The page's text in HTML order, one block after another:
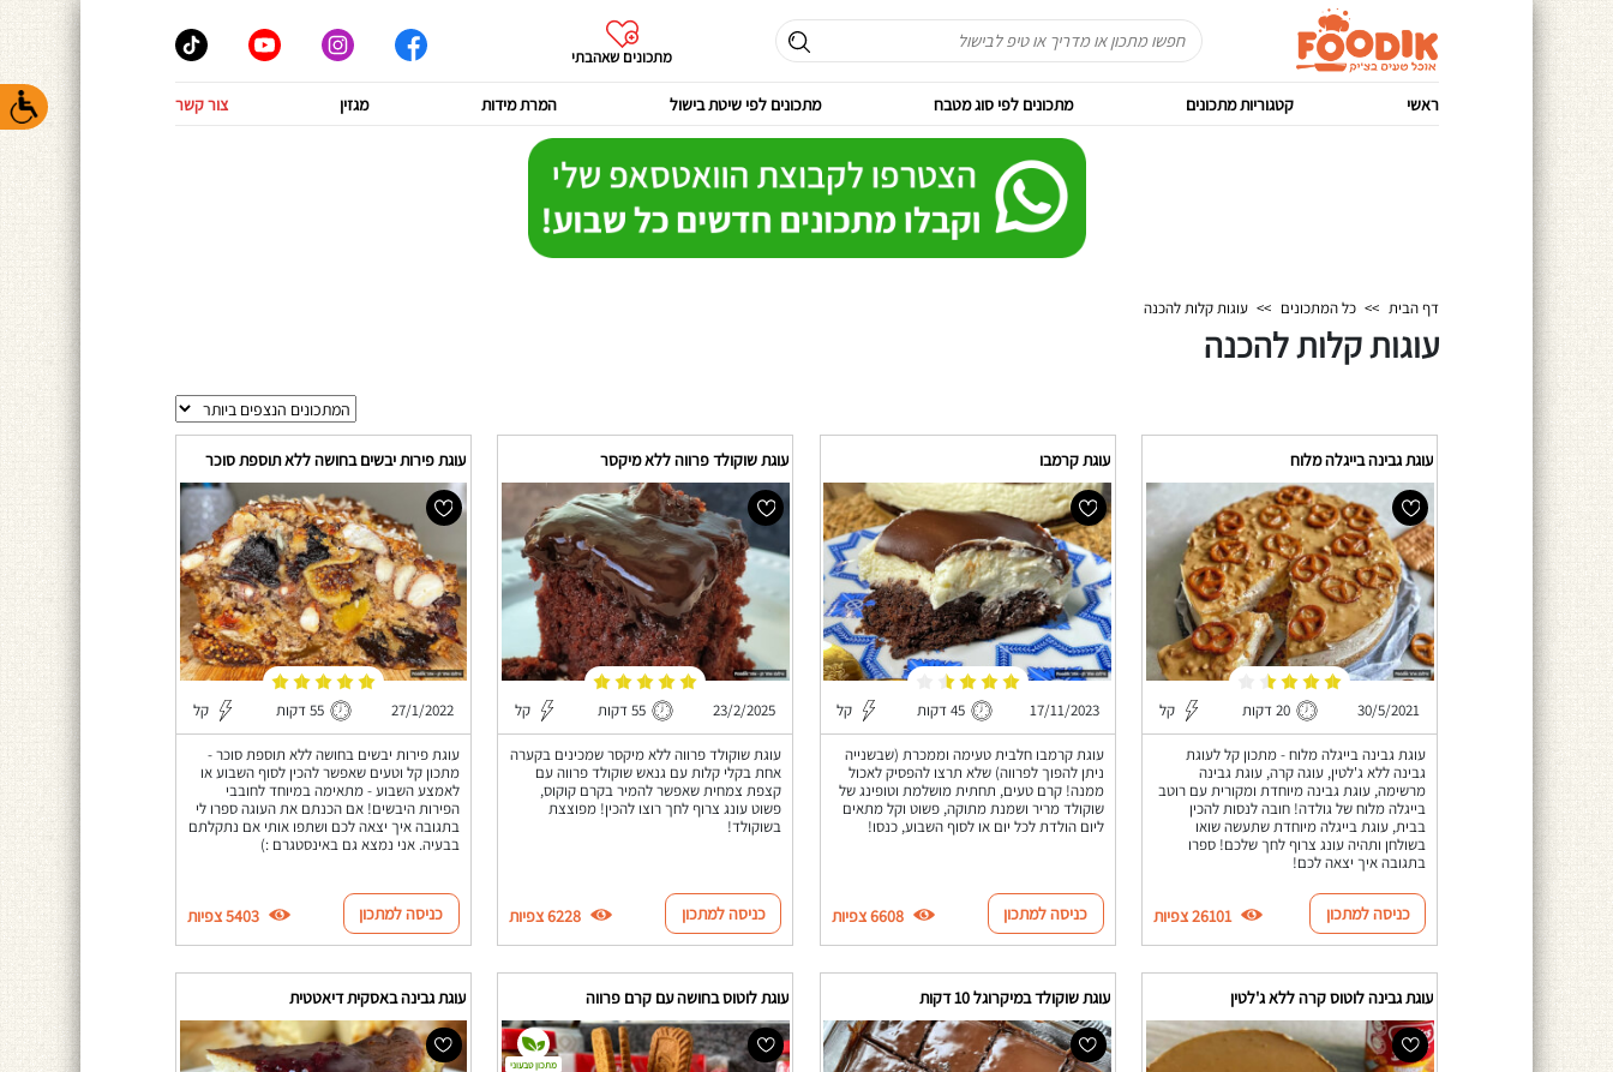
מתכונים שאהבתי
ראשי קטגוריות מתכונים מתכונים לפי סוג מטבח מתכונים לפי שיטת בישול המרת מידות מגזין צור קשר
דף הבית >> כל המתכונים >> עוגות קלות להכנה
עוגות קלות להכנה
עוגת גבינה בייגלה מלוח
30/5/2021 20 דקות קל
עוגת גבינה בייגלה מלוח - מתכון קל לעוגת
גבינה ללא ג'לטין, עוגה קרה, עוגת גבינה
מרשימה, עוגת גבינה מיוחדת ומקורית עם רוטב
בייגלה מלוח של גולדה! חובה לנסות להכין
בבית, עוגת בייגלה מיוחדת שתעשה שואו
בשולחן ותהיה עונג צרוף לחך שלכם! ספרו
בתגובה איך יצאה לכם!
כניסה למתכון 26101 צפיות
עוגת קרמבו
17/11/2023 45 דקות קל
עוגת קרמבו חלבית טעימה וממכרת (שבשנייה
ניתן להפוך לפרווה) שלא תרצו להפסיק לאכול
ממנה! קרם טעים, תחתית מושלמת וטופינג של
שוקולד מריר ושמנת מתוקה, פשוט וקל מתאים
ליום הולדת לכל יום או לסוף השבוע, כנסו!
כניסה למתכון 6608 צפיות
עוגת שוקולד פרווה ללא מיקסר
23/2/2025 55 דקות קל
עוגת שוקולד פרווה ללא מיקסר שמכינים בקערה
אחת בקלי קלות עם גנאש שוקולד פרווה עם
קצפת צמחית שאפשר להמיר בקרם קוקוס,
פשוט עונג צרוף לחך רוצו להכין! מפוצצת
בשוקולד!
כניסה למתכון 6228 צפיות
עוגת פירות יבשים בחושה ללא תוספת סוכר
27/1/2022 55 דקות קל
עוגת פירות יבשים בחושה ללא תוספת סוכר -
מתכון קל וטעים שאפשר להכין לסוף השבוע או
לאמצע השבוע - מתאימה במיוחד לחובבי
הפירות היבשים! אם הכנתם את העוגה ספרו לי
בתגובה איך יצאה לכם ושתפו אותי אם נתקלתם
בבעיה. אני נמצא גם באינסטגרם :)
כניסה למתכון 5403 צפיות
עוגת גבינה לוטוס קרה ללא ג'לטין עוגת שוקולד במיקרוגל 10 דקות עוגת לוטוס בחושה עם קרם פרווה
מתכון טבעוני
עוגת גבינה באסקית דיאטטית